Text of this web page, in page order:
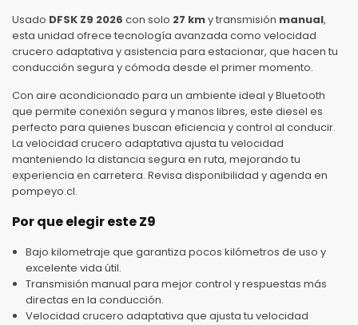
Usado DFSK Z9 2026 con solo 27 kmy transmisión manual,
esta unidad ofrece tecnología avanzada como velocidad
crucero adaptativa y asistencia para estacionar, que hacen tu
conducción segura y cómoda desde el primer momento.
Con aire acondicionado para un ambiente ideal y Bluetooth
que permite conexión segura y manos libres, este diesel es
perfecto para quienes buscan eficiencia y control al conducir.
La velocidad crucero adaptativa ajusta tu velocidad
manteniendo la distancia segura en ruta, mejorando tu
experiencia en carretera. Revisa disponibilidad y agenda en
pompeyo.cl.
Por que elegir este Z9
Bajo kilometraje que garantiza pocos kilómetros de uso y
excelente vida útil.
Transmisión manual para mejor control y respuestas más
directas en la conducción.
Velocidad crucero adaptativa que ajusta tu velocidad